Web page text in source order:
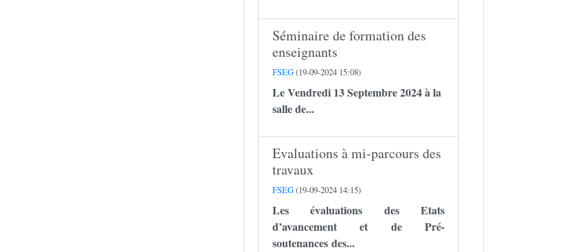
Séminaire de formation des
enseignants
FSEG(19-09-2024 15:08)
Le Vendredi 13 Septembre 2024 à la
salle de...
Evaluations à mi-parcours des
travaux
FSEG(19-09-2024 14:15)
Les évaluations des Etats
d’avancement et de Pré-
soutenances des...